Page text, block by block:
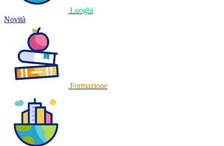
Luoghi
Novità
Formazione